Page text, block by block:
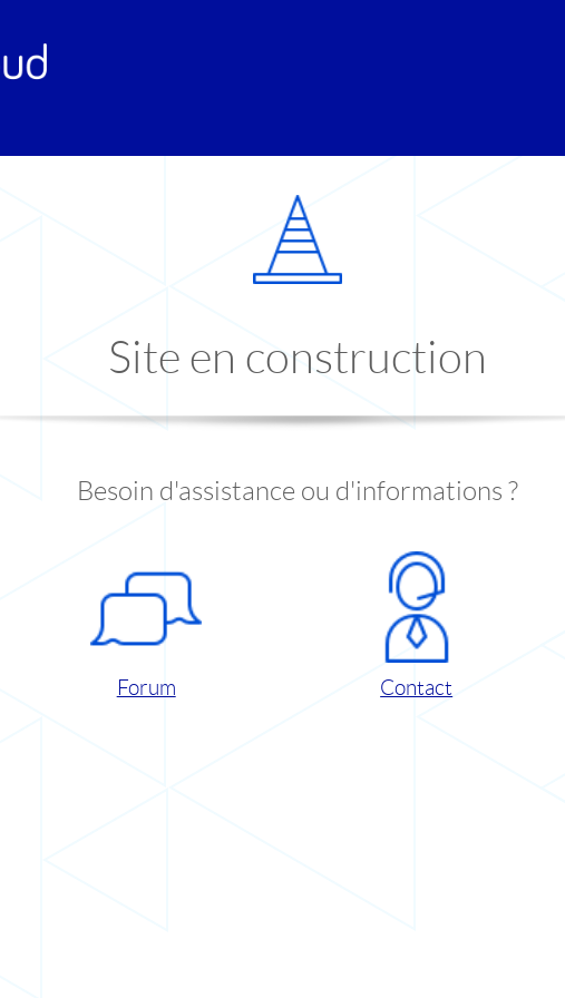
Site en construction
Besoin d'assistance ou d'informations ?
Forum Contact